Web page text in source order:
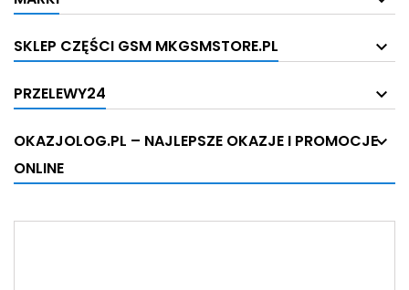
SKLEP CZĘŚCI GSM MKGSMSTORE.PL
PRZELEWY24
OKAZJOLOG.PL – NAJLEPSZE OKAZJE I PROMOCJE
ONLINE